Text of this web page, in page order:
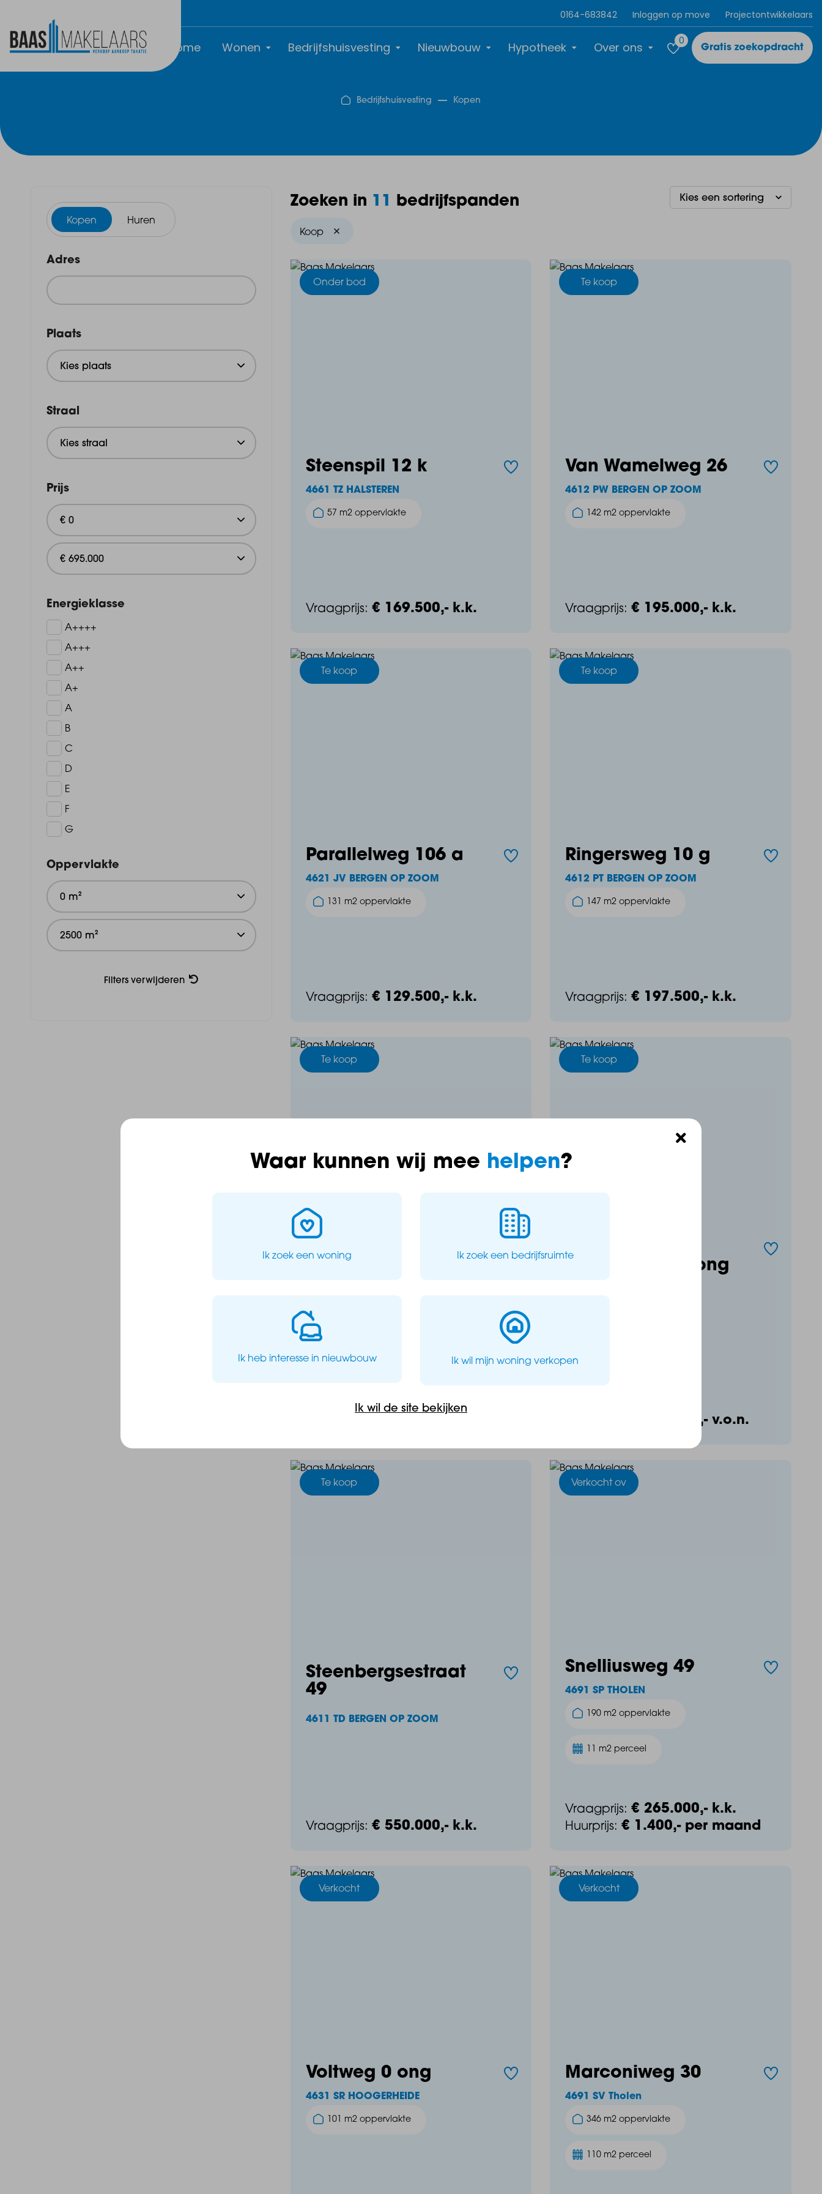
0164-683842 Inloggen op move Projectontwikkelaars
Home Wonen Bedrijfshuisvesting Nieuwbouw Hypotheek Over ons 0
Gratis zoekopdracht
Bedrijfshuisvesting Kopen
Kopen Huren
Adres
Plaats
Straal
Prijs
Energieklasse
A++++
A+++
A++
A+
A
B
C
D
E
F
G
Oppervlakte
Filters verwijderen
Zoeken in 11 bedrijfspanden
Koop
Onder bod
Steenspil 12 k
4661 TZ HALSTEREN
57 m2 oppervlakte
Vraagprijs: € 169.500,- k.k.
Te koop
Van Wamelweg 26
4612 PW BERGEN OP ZOOM
142 m2 oppervlakte
Vraagprijs:€ 195.000,- k.k.
Te koop
Parallelweg 106 a
4621 JV BERGEN OP ZOOM
131 m2 oppervlakte
Vraagprijs: € 129.500,- k.k.
Te koop
Ringersweg 10 g
4612 PT BERGEN OP ZOOM
147 m2 oppervlakte
Vraagprijs:€ 197.500,- k.k.
Te koop
Bedrijfsunits Breda
Te koop
Businesspark
Wouwse Hof 0 ong
€ 189.500,- v.o.n.
Te koop
Steenbergsestraat
49
4611 TD BERGEN OP ZOOM
Vraagprijs: € 550.000,- k.k.
Verkocht ov
Snelliusweg 49
4691 SP THOLEN
190 m2 oppervlakte
11 m2 perceel
Vraagprijs:€ 265.000,- k.k.
Huurprijs:€ 1.400,- per maand
Verkocht
Voltweg 0 ong
4631 SR HOOGERHEIDE
101 m2 oppervlakte
Verkocht
Marconiweg 30
4691 SV Tholen
346 m2 oppervlakte
110 m2 perceel
Waar kunnen wij mee helpen?
Ik zoek een woning Ik zoek een bedrijfsruimte
Ik heb interesse in nieuwbouw Ik wil mijn woning verkopen
Ik wil de site bekijken